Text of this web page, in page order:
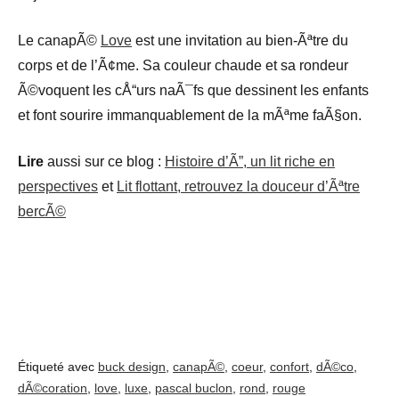
Le canapÃ© Love est une invitation au bien-Ãªtre du
corps et de l’Ã¢me. Sa couleur chaude et sa rondeur
Ã©voquent les cÅ“urs naÃ¯fs que dessinent les enfants
et font sourire immanquablement de la mÃªme faÃ§on.
Lire aussi sur ce blog : Histoire d’Ã”, un lit riche en
perspectives et Lit flottant, retrouvez la douceur d’Ãªtre
bercÃ©
Étiqueté avec buck design canapÃ© coeur, confort dÃ©co
dÃ©coration
love luxe pascal buclon rond rouge